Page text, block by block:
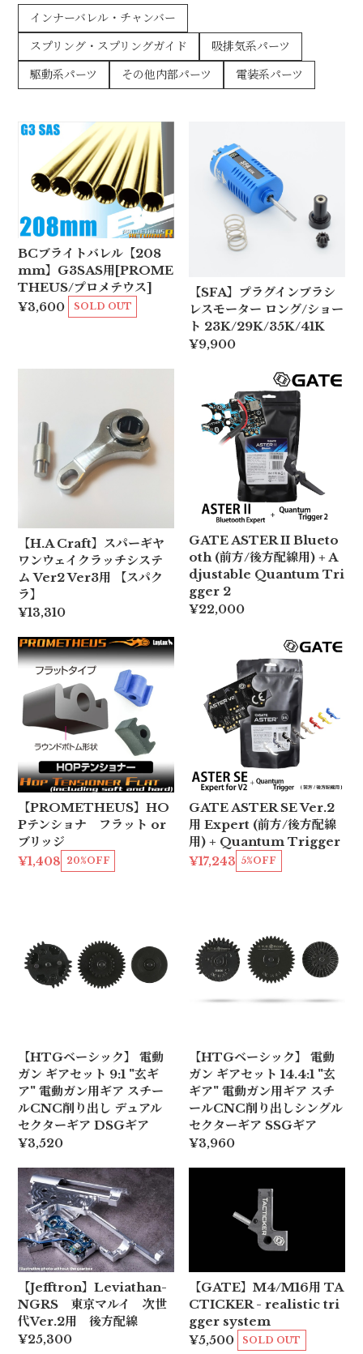
インナーバレル・チャンバー
スプリング・スプリングガイド
吸排気系パーツ
駆動系パーツ
その他内部パーツ 電装系パーツ
BCブライトバレル【208
mm】G3SAS用[PROME
THEUS/プロメテウス]
¥3,600 SOLD OUT
【SFA】プラグインブラシ
レスモーター ロング/ショー
ト 23K/29K/35K/41K
¥9,900
【H.A Craft】スパーギヤ
ワンウェイクラッチシステ
ム Ver2 Ver3用 【スパク
ラ】
¥13,310
GATE ASTER II Blueto
oth (前方/後方配線用) + A
djustable Quantum Tri
gger 2
¥22,000
【PROMETHEUS】HO
Pテンショナ フラット or
ブリッジ
¥1,408 20%OFF
GATE ASTER SE Ver.2
用 Expert (前方/後方配線
用) + Quantum Trigger
¥17,243 5%OFF
【HTGベーシック】 電動
ガン ギアセット 9:1 "玄ギ
ア" 電動ガン用ギア スチー
ルCNC削り出し デュアル
セクターギア DSGギア
¥3,520
【HTGベーシック】 電動
ガン ギアセット 14.4:1 "玄
ギア" 電動ガン用ギア スチ
ールCNC削り出しシングル
セクターギア SSGギア
¥3,960
【Jefftron】Leviathan-
NGRS 東京マルイ 次世
代Ver.2用 後方配線
¥25,300
【GATE】M4/M16用 TA
CTICKER - realistic tri
gger system
¥5,500 SOLD OUT